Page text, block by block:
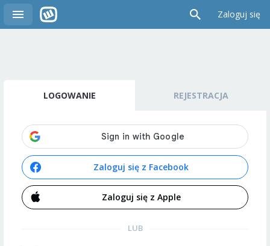
Zaloguj się
LOGOWANIE REJESTRACJA
Zaloguj się z Facebook
Zaloguj się z Apple
LUB